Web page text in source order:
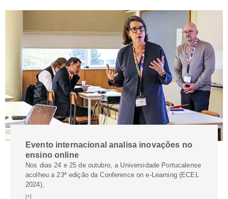
Evento internacional analisa inovações no
ensino online
Nos dias 24 e 25 de outubro, a Universidade Portucalense
acolheu a 23ª edição da Conference on e-Learning (ECEL
2024),
[+]